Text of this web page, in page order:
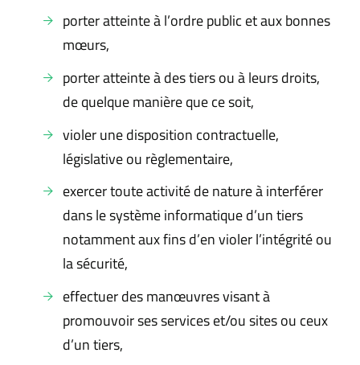
porter atteinte à l’ordre public et aux bonnes
mœurs,
porter atteinte à des tiers ou à leurs droits,
de quelque manière que ce soit,
violer une disposition contractuelle,
législative ou règlementaire,
exercer toute activité de nature à interférer
dans le système informatique d’un tiers
notamment aux fins d’en violer l’intégrité ou
la sécurité,
effectuer des manœuvres visant à
promouvoir ses services et/ou sites ou ceux
d’un tiers,